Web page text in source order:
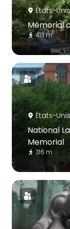
États-
Mémorial
413 m
États-
National
Memorial
316 m